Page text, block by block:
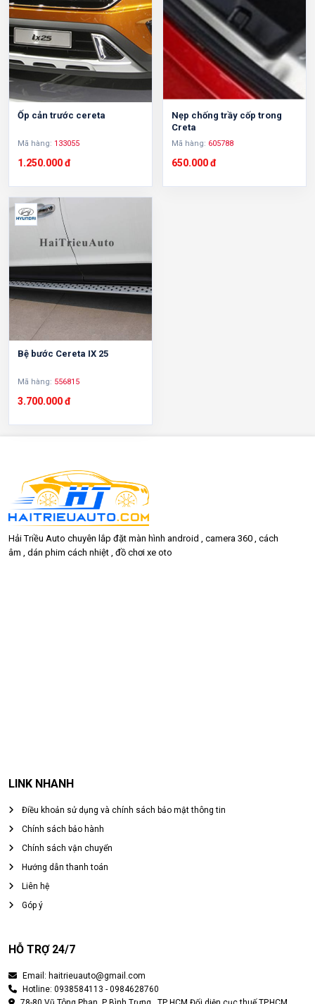
Ốp cản trước cereta
Mã hàng: 133055
1.250.000 đ
Nẹp chống trầy cốp trong
Creta
Mã hàng: 605788
650.000 đ
Bệ bước Cereta IX 25
Mã hàng: 556815
3.700.000 đ
Hải Triều Auto chuyên lắp đặt màn hình android , camera 360 , cách
âm , dán phim cách nhiệt , đồ chơi xe oto
LINK NHANH
Điều khoản sử dụng và chính sách bảo mật thông tin
Chính sách bảo hành
Chính sách vận chuyển
Hướng dẫn thanh toán
Liên hệ
Góp ý
HỖ TRỢ 24/7
Email: haitrieuauto@gmail.com
Hotline: 0938584113 - 0984628760